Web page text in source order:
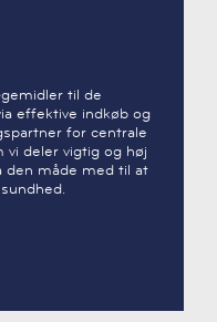
til de
effektive indkøb og
for centrale
deler vigtig og høj
den måde med til at